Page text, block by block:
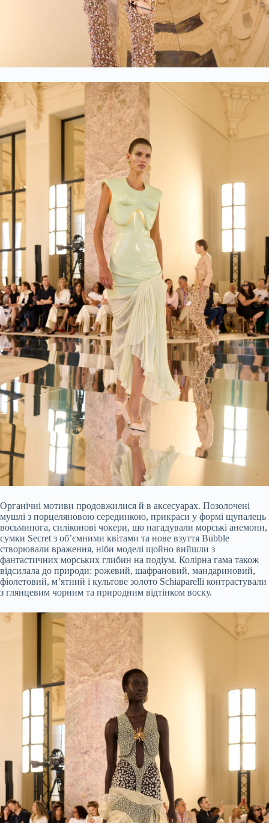
Органічні мотиви продовжилися й в аксесуарах. Позолочені
мушлі з порцеляновою серединкою, прикраси у формі щупалець
восьминога, силіконові чокери, що нагадували морські анемони,
сумки Secret з об’ємними квітами та нове взуття Bubble
створювали враження, ніби моделі щойно вийшли з
фантастичних морських глибин на подіум. Колірна гама також
відсилала до природи: рожевий, шафрановий, мандариновий,
фіолетовий, м’ятний і культове золото Schiaparelli контрастували
з глянцевим чорним та природним відтінком воску.